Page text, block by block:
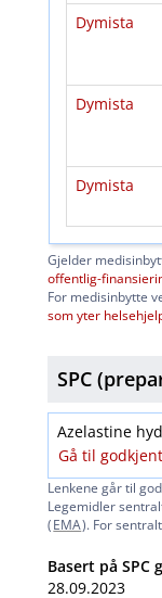
Dymista
Dymista
Dymista
Gjelder
offentlig-
For medisinbytte
som yter
SPC
Azelastine
Gå til
Lenkene går til
Legemidler
( EMA). For
Basert på SPC
28.09.2023